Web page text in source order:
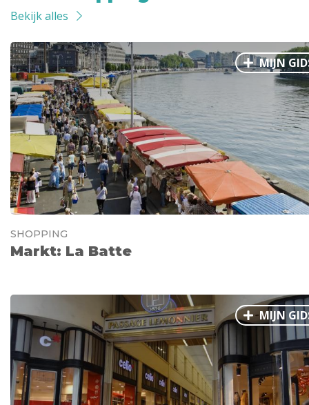
Bekijk alles
MIJN
SHOPPING
Markt: La Batte
MIJN